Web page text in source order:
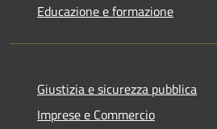
Educazione e formazione
Giustizia e sicurezza pubblica
Imprese e Commercio